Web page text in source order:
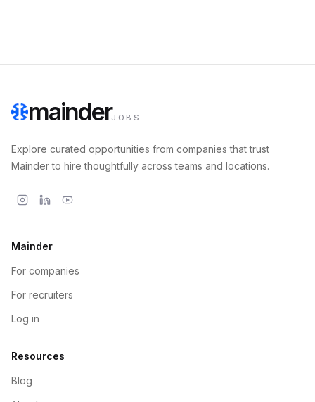
mainderJOBS
Explore curated opportunities from companies that trust
Mainder to hire thoughtfully across teams and locations.
Mainder
For companies
For recruiters
Log in
Resources
Blog